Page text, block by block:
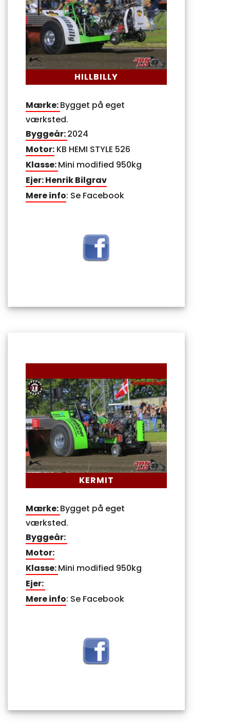
HILLBILLY
Mærke:Bygget på eget
værksted.
Byggeår:2024
Motor: KB HEMI STYLE 526
Klasse:Mini modified 950kg
Ejer: Henrik Bilgrav
Mere info: Se Facebook
KERMIT
Mærke:Bygget på eget
værksted.
Byggeår:
Motor:
Klasse:Mini modified 950kg
Ejer:
Mere info: Se Facebook